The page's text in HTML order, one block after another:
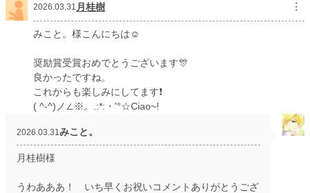
2026.03.31 月桂樹 ︙
みこと。様こんにちは☺️
奨励賞受賞おめでとうございます🎊
良かったですね。
これからも楽しみにしてます❗
( ^-^)ノ∠※。.:*:・'°☆Ciao~!
2026.03.31 みこと。
月桂樹様
うわあああ！ いち早くお祝いコメントありがとうござ